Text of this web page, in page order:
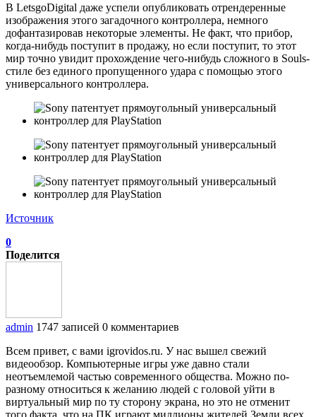
В LetsgoDigital даже успели опубликовать отрендеренные
изображения этого загадочного контроллера, немного
дофантазировав некоторые элементы. Не факт, что прибор,
когда-нибудь поступит в продажу, но если поступит, то этот
мир точно увидит прохождение чего-нибудь сложного в Souls-
стиле без единого пропущенного удара с помощью этого
универсального контроллера.
Источник
0
Поделится
admin 1747 записей 0 комментариев
Всем привет, с вами igrovidos.ru. У нас вышел свежий
видеообзор. Компьютерные игры уже давно стали
неотъемлемой частью современного общества. Можно по-
разному относиться к желанию людей с головой уйти в
виртуальный мир по ту сторону экрана, но это не отменит
того факта, что на ПК играют миллионы жителей Земли всех